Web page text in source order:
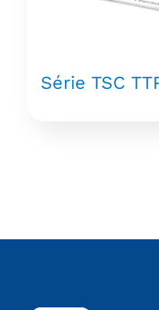
Série TSC